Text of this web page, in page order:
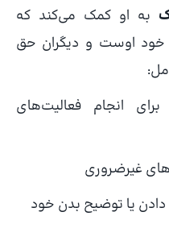
به او کمک می‌کند که
اوست و دیگران حق
انجام فعالیت‌های
غیرضروری
یا توضیح بدن خود